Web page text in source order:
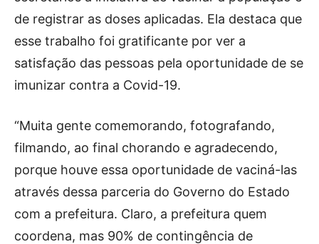
de registrar as doses aplicadas. Ela destaca que
esse trabalho foi gratificante por ver a
satisfação das pessoas pela oportunidade de se
imunizar contra a Covid-19.
“Muita gente comemorando, fotografando,
filmando, ao final chorando e agradecendo,
porque houve essa oportunidade de vaciná-las
através dessa parceria do Governo do Estado
com a prefeitura. Claro, a prefeitura quem
coordena, mas 90% de contingência de